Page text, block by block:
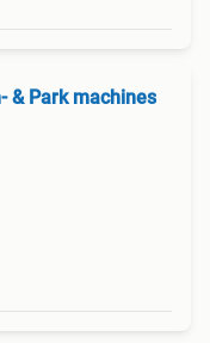
& Park machines